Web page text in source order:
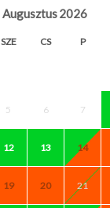
Augusztus2026
SZE CS P
5 6 7
12 13 14
19 20 21